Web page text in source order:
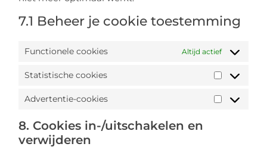
7.1 Beheer je cookie toestemming
Functionele cookies Altijd actief
Statistische cookies
Advertentie-cookies
8. Cookies in-/uitschakelen en
verwijderen